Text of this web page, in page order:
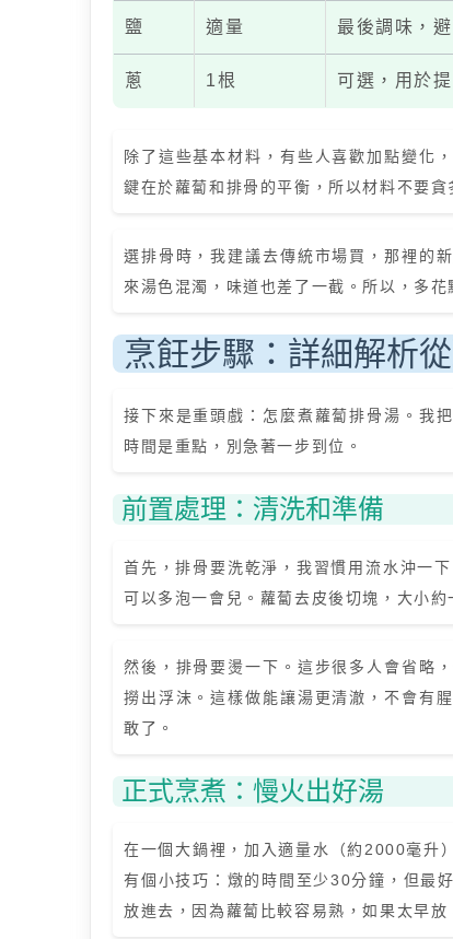
鹽 適量 最後調味，
蔥 1根 可選，用於
除了這些基本材料，有些人喜歡加點變化
鍵在於蘿蔔和排骨的平衡，所以材料不要貪
選排骨時，我建議去傳統市場買，那裡的
來湯色混濁，味道也差了一截。所以，多花
烹飪步驟：詳細解析
接下來是重頭戲：怎麼煮蘿蔔排骨湯。我
時間是重點，別急著一步到位。
前置處理：清洗和準備
首先，排骨要洗乾淨，我習慣用流水沖一
可以多泡一會兒。蘿蔔去皮後切塊，大小
然後，排骨要燙一下。這步很多人會省略
撈出浮沫。這樣做能讓湯更清澈，不會有
敢了。
正式烹煮：慢火出好湯
在一個大鍋裡，加入適量水（約2000毫升
有個小技巧：燉的時間至少30分鐘，但最
放進去，因為蘿蔔比較容易熟，如果太早放